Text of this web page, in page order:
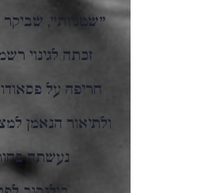
"שטניות", שביקר
זכתה לגינוי
חריפה על
ולתיאור הנאמן